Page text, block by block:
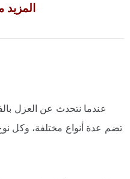
المزيد
عندما نتحدث عن العزل
تضم عدة أنواع مختلفة، وكل